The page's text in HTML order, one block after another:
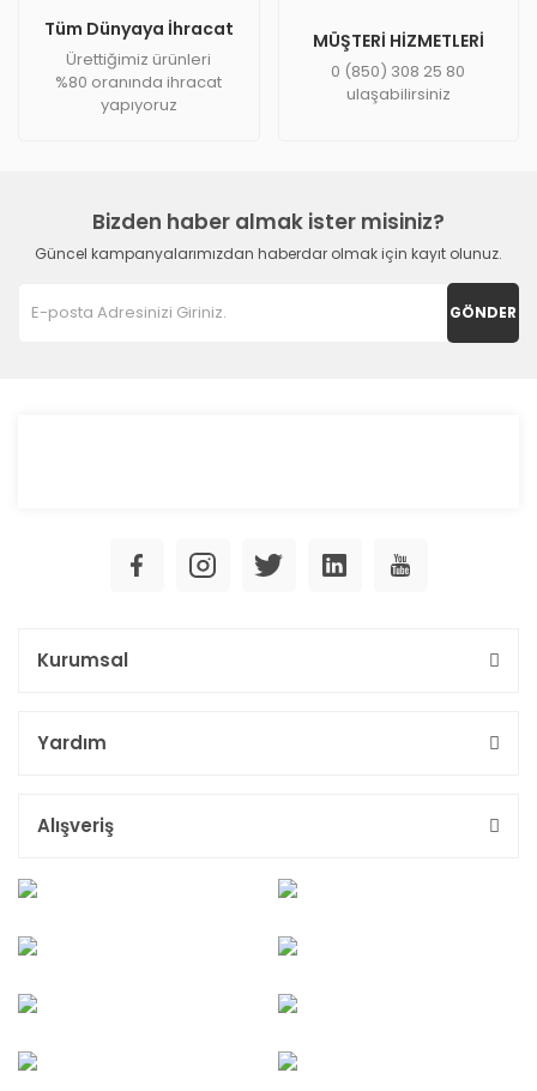
Tüm Dünyaya İhracat
Ürettiğimiz ürünleri
%80 oranında ihracat
yapıyoruz
MÜŞTERİ HİZMETLERİ
0 (850) 308 25 80
ulaşabilirsiniz
Bizden haber almak ister misiniz?
Güncel kampanyalarımızdan haberdar olmak için kayıt olunuz.
GÖNDER
Kurumsal
Yardım
Alışveriş